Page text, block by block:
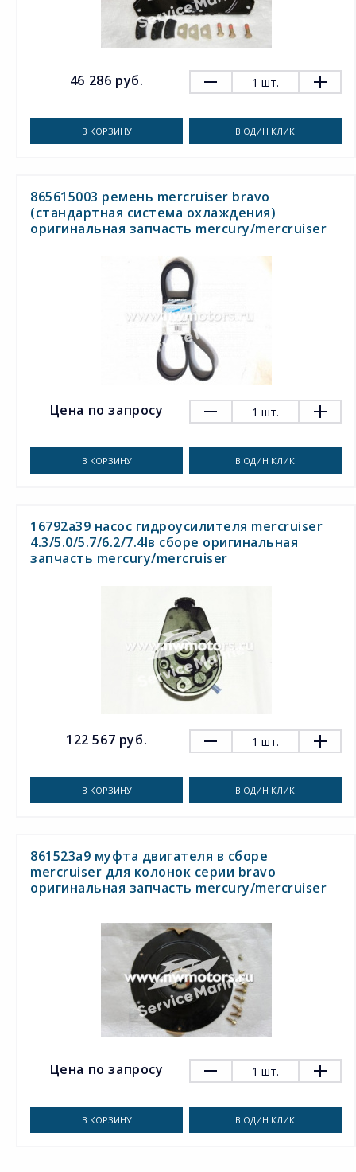
46 286 руб. 1 шт.
В КОРЗИНУ В ОДИН КЛИК
865615003 ремень mercruiser bravo
(стандартная система охлаждения)
оригинальная запчасть mercury/mercruiser
Цена по запросу 1 шт.
В КОРЗИНУ В ОДИН КЛИК
16792a39 насос гидроусилителя mercruiser
4.3/5.0/5.7/6.2/7.4lв сборе оригинальная
запчасть mercury/mercruiser
122 567 руб. 1 шт.
В КОРЗИНУ В ОДИН КЛИК
861523a9 муфта двигателя в сборе
mercruiser для колонок серии bravo
оригинальная запчасть mercury/mercruiser
Цена по запросу 1 шт.
В КОРЗИНУ В ОДИН КЛИК